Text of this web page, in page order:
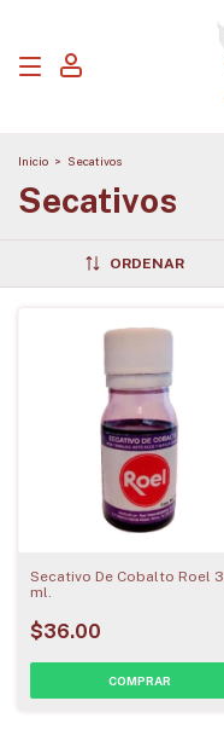
Inicio > Secativos
Secativos
ORDENAR
Secativo De Cobalto Roel
ml.
$36.00